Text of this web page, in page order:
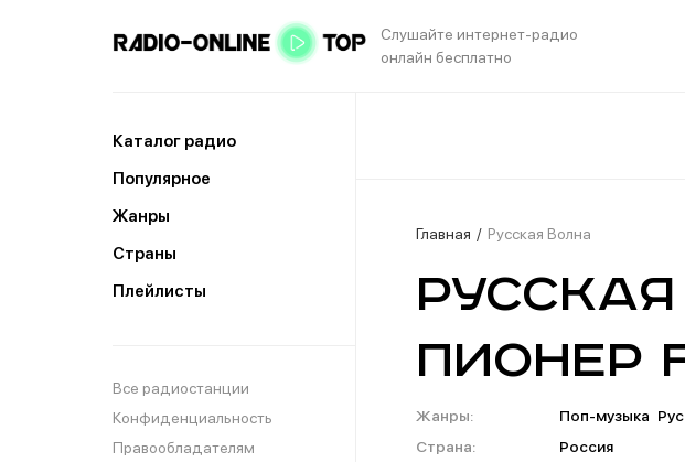
Слушайте интернет-радио
онлайн бесплатно
Главная Русская Волна
Пионер
Жанры: Поп-музыка
Страна:
Россия
Каталог радио
Популярное
Жанры
Страны
Плейлисты
Все радиостанции
Конфиденциальность
Правообладателям